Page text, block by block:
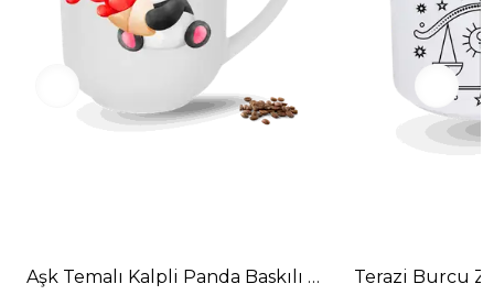
Aşk Temalı Kalpli Panda Baskılı Elit Lüx Porselen
Terazi Burcu